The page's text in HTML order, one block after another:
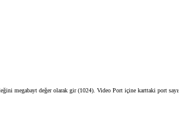
megabayt değer olarak gir (1024). Video Port içine karttaki port